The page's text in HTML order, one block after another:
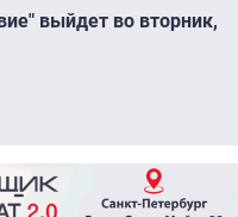
выйдет во вторник,